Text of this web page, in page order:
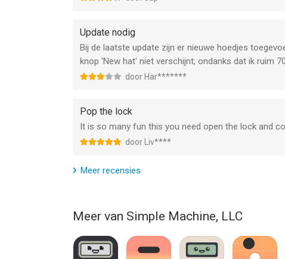
Update nodig
Bij de laatste update zijn er nieuwe hoedjes
knop 'New hat' niet verschijnt, ondanks dat ik ruim
door Har*******
Pop the lock
It is so many fun this you need open the lock and
door Liv****
Meer recensies
Meer van Simple Machine, LLC